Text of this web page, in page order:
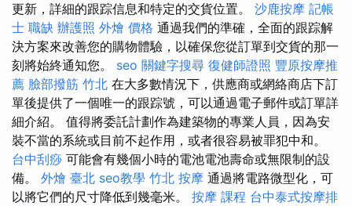
更新，詳細的跟踪信息和特定的交貨位置。 沙鹿按摩 記帳
士 職缺 辦護照 外燴 價格 通過我們的準確，全面的跟踪解
決方案來改善您的購物體驗，以確保您從訂單到交貨的那一
刻將始終通知您。 seo 關鍵字搜尋 復健師證照 豐原按摩推
薦 臉部撥筋 竹北 在大多數情況下，供應商或網絡商店下訂
單後提供了一個唯一的跟踪號，可以通過電子郵件或訂單詳
細介紹。 值得將委託計劃作為建築物的專業人員，因為安
裝不當的系統或目前不起作用，或者很容易被罪犯中和。
台中刮痧 可能會有幾個小時的電池電池壽命或無限制的設
備。 外燴 臺北 seo教學 竹北 按摩 通過將電路微型化，可
以將它們的尺寸降低到幾毫米。 按摩 課程 台中泰式按摩排